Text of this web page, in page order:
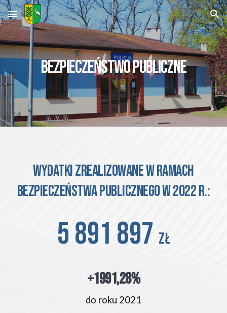
Skip to main content Skip to navigation
BEZPIECZEŃSTWO PUBLICZNE
Wydatki zrealizowane w ramach
bezpieczeństwa publicznego w 2022 r.:
5 891 897 zł
+1991,28%
do roku 2021